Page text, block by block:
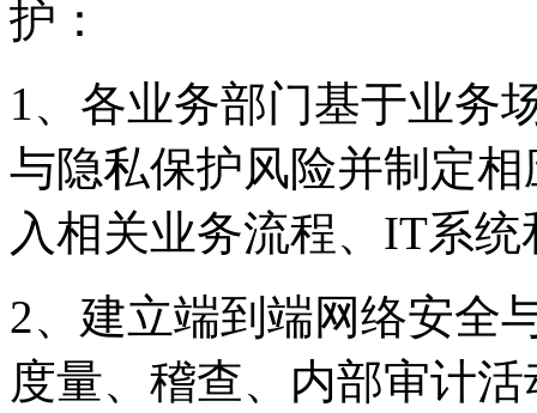
护：
1、各业务部门基于业务
与隐私保护风险并制定相
入相关业务流程、IT系
2、建立端到端网络安全
度量、稽查、内部审